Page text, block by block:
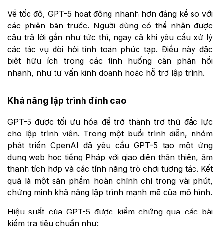
Về tốc độ, GPT-5 hoạt động nhanh hơn đáng kể so với
các phiên bản trước. Người dùng có thể nhận được
câu trả lời gần như tức thì, ngay cả khi yêu cầu xử lý
các tác vụ đòi hỏi tính toán phức tạp. Điều này đặc
biệt hữu ích trong các tình huống cần phản hồi
nhanh, như tư vấn kinh doanh hoặc hỗ trợ lập trình.
Khả năng lập trình đỉnh cao
GPT-5 được tối ưu hóa để trở thành trợ thủ đắc lực
cho lập trình viên. Trong một buổi trình diễn, nhóm
phát triển OpenAI đã yêu cầu GPT-5 tạo một ứng
dụng web học tiếng Pháp với giao diện thân thiện, âm
thanh tích hợp và các tính năng trò chơi tương tác. Kết
quả là một sản phẩm hoàn chỉnh chỉ trong vài phút,
chứng minh khả năng lập trình mạnh mẽ của mô hình.
Hiệu suất của GPT-5 được kiểm chứng qua các bài
kiểm tra tiêu chuẩn như: